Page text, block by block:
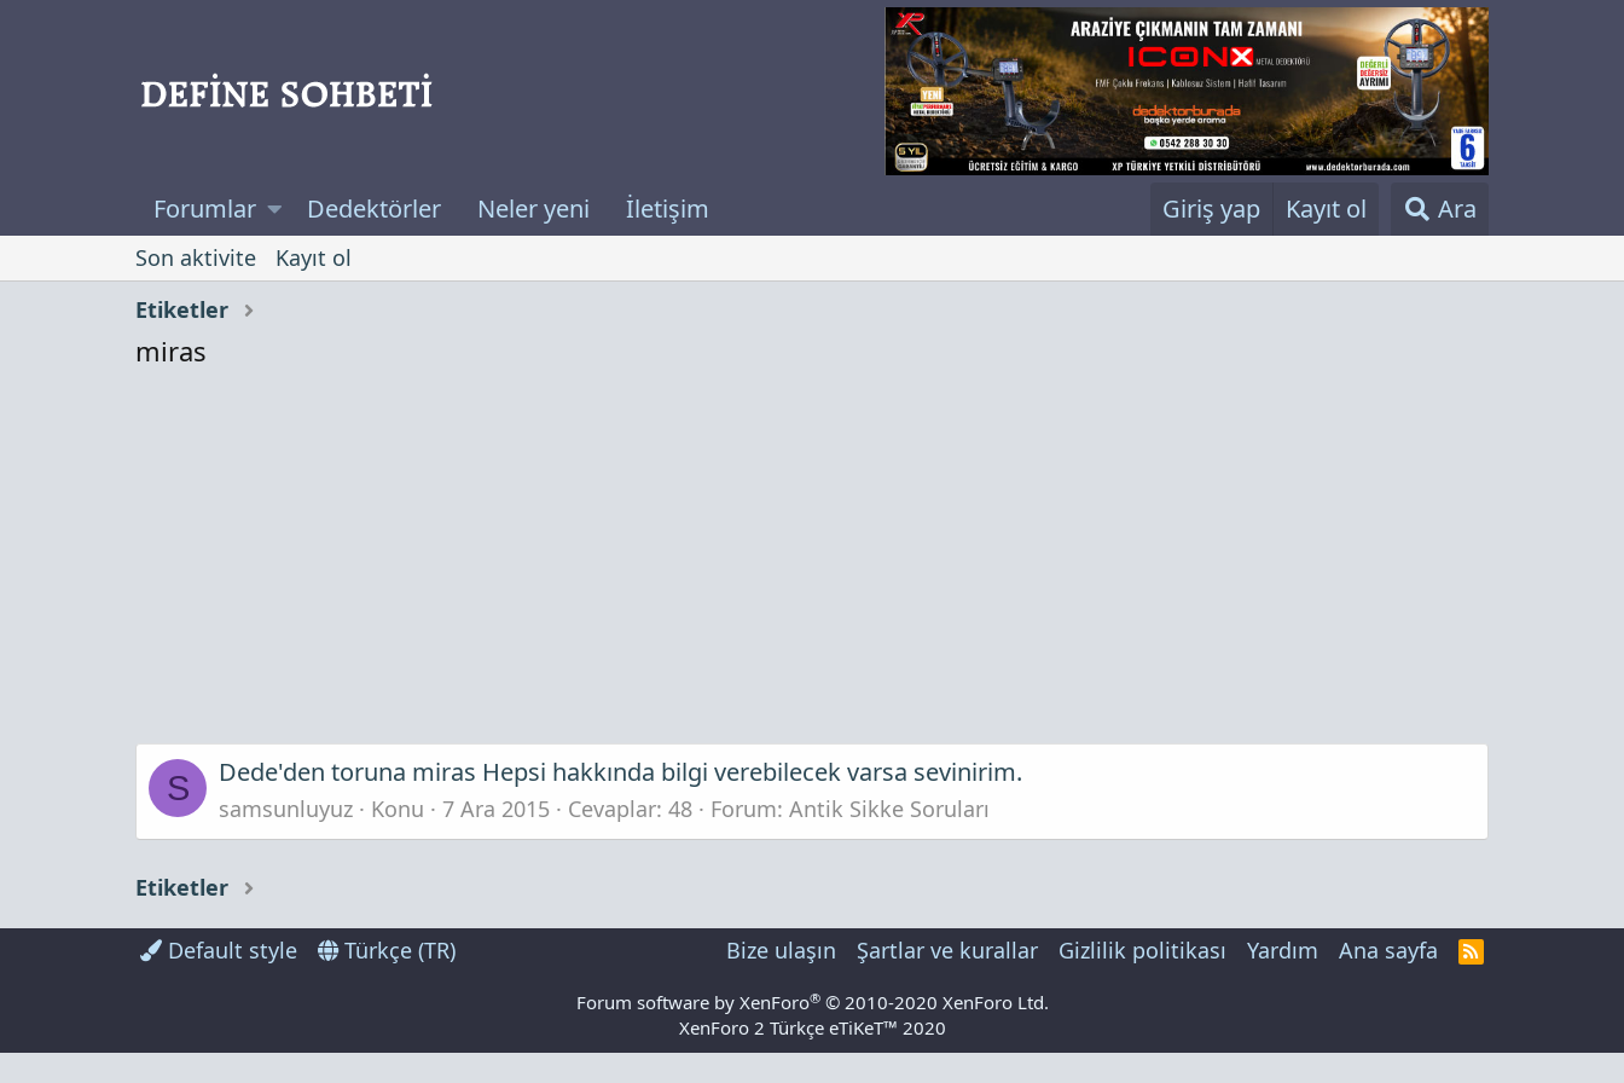
Forumlar Dedektörler Neler yeni İletişim Giriş yap Kayıt ol Ara
Son aktivite
Kayıt ol
Etiketler
miras
S Dede'den toruna miras Hepsi hakkında bilgi verebilecek varsa sevinirim.
samsunluyuz Konu 7 Ara 2015 Cevaplar: 48 Forum: Antik Sikke Soruları
Etiketler
Default style Türkçe (TR) Bize ulaşın Şartlar ve kurallar Gizlilik politikası Yardım Ana sayfa
Forum software by XenForo® © 2010-2020 XenForo Ltd.
XenForo 2 Türkçe eTiKeT™ 2020